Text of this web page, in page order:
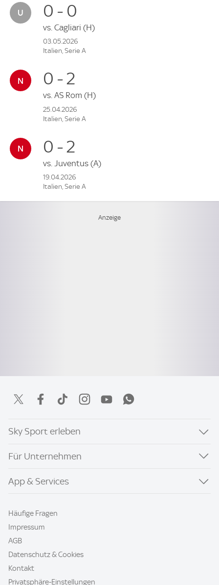
0 - 0
vs. Cagliari (H)
03.05.2026
Italien, Serie A
0 - 2
vs. AS Rom (H)
25.04.2026
Italien, Serie A
0 - 2
vs. Juventus (A)
19.04.2026
Italien, Serie A
Sky Sport erleben
Für Unternehmen
App & Services
Häufige Fragen
Impressum
AGB
Datenschutz & Cookies
Kontakt
Privatsphäre-Einstellungen